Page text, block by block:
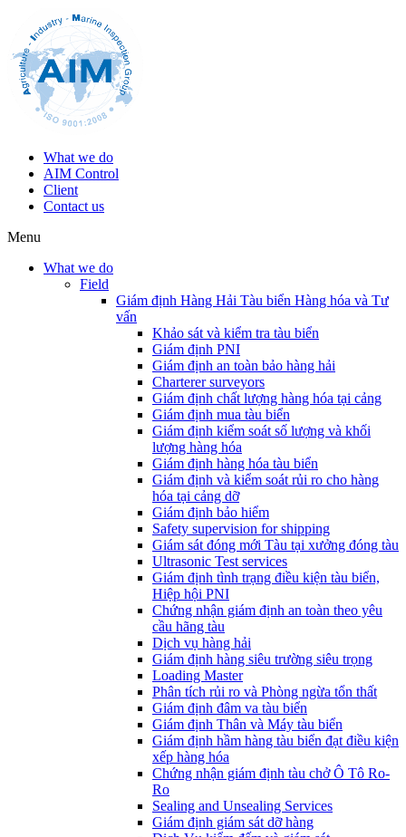
What we do
AIM Control
Client
Contact us
Menu
What we do
Field
Giám định Hàng Hải Tàu biển Hàng hóa và Tư
vấn
Khảo sát và kiểm tra tàu biển
Giám định PNI
Giám định an toàn bảo hàng hải
Charterer surveyors
Giám định chất lượng hàng hóa tại cảng
​Giám định mua tàu biển
Giám định kiểm soát số lượng và khối
lượng hàng hóa
Giám định hàng hóa tàu biển
Giám định và kiểm soát rủi ro cho hàng
hóa tại cảng dỡ
Giám định bảo hiểm
Safety supervision for shipping
Giám sát đóng mới Tàu tại xưởng đóng tàu
Ultrasonic Test services
Giám định tình trạng điều kiện tàu biển,
Hiệp hội PNI
Chứng nhận giám định an toàn theo yêu
cầu hãng tàu
Dịch vụ hàng hải
Giám định hàng siêu trường siêu trọng
Loading Master
Phân tích rủi ro và Phòng ngừa tổn thất
​Giám định đâm va tàu biển
Giám định Thân và Máy tàu biển
​Giám định hầm hàng tàu biển đạt điều kiện
xếp hàng hóa
Chứng nhận giám định tàu chở Ô Tô Ro-
Ro
Sealing and Unsealing Services
Giám định giám sát dỡ hàng